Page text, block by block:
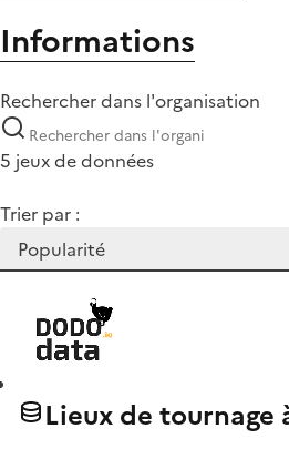
Informations
Rechercher dans l'organisation
5 jeux de données
Trier par :
Lieux de tournage